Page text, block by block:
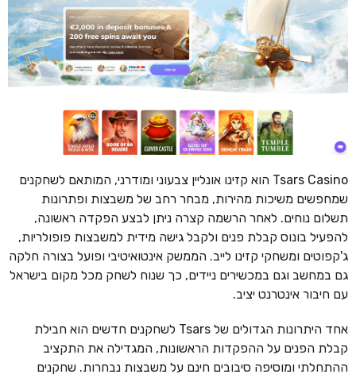
Tsars Casino הוא קזינו אונליין צבעוני ומודרני, המותאם לשחקנים
שמחפשים משיכות מהירות, מבחר רחב של משבצות ופתרונות
תשלום נוחים. לאחר הרשמה קצרה ניתן לבצע הפקדה ראשונה,
להפעיל בונוס קבלת פנים ולקבל גישה מידית למשבצות פופולריות,
ג'קפוטים ומשחקי קזינו לייב. הממשק אינטואיטיבי ופועל בצורה חלקה
גם במחשב וגם במכשירים ניידים, כך שנוח לשחק מכל מקום בישראל
עם חיבור אינטרנט יציב.
אחד היתרונות הגדולים של Tsars לשחקנים חדשים הוא חבילת
קבלת הפנים על ההפקדות הראשונות, המגדילה את התקציב
ההתחלתי ומוסיפה סיבובים חינם על משבצות נבחרות. שחקנים